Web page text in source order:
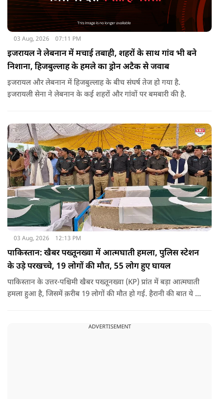
03 Aug, 2026 07:11 PM
इजरायल ने लेबनान में मचाई तबाही, शहरों के साथ गांव भी बने
निशाना, हिजबुल्लाह के हमले का ड्रोन अटैक से जवाब
इजरायल और लेबनान में हिजबुल्लाह के बीच संघर्ष तेज हो गया है.
इजरायली सेना ने लेबनान के कई शहरों और गांवों पर बमबारी की है.
03 Aug, 2026 12:13 PM
पाकिस्तान: खैबर पख्तूनख्वा में आत्मघाती हमला, पुलिस स्टेशन
के उड़े परखच्चे, 19 लोगों की मौत, 55 लोग हुए घायल
पाकिस्तान के उत्तर-पश्चिमी खैबर पख्तूनख्वा (KP) प्रांत में बड़ा आत्मघाती
हमला हुआ है, जिसमें क़रीब 19 लोगों की मौत हो गई. हैरानी की बात ये है
ADVERTISEMENT